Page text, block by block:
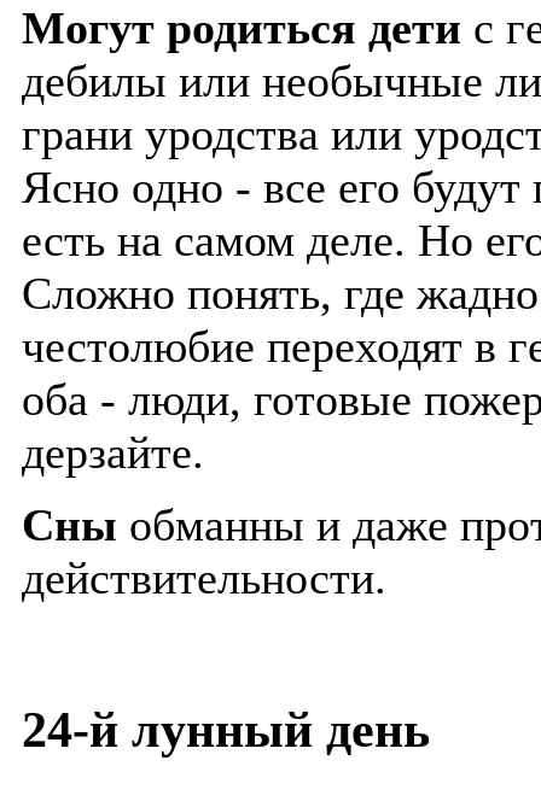
Могут родиться дети с
дебилы или необычные
грани уродства или
Ясно одно - все его
есть на самом деле. Но
Сложно понять, где
честолюбие переходят в
оба - люди, готовые
дерзайте.
Сны обманны и даже
действительности.
24-й лунный день